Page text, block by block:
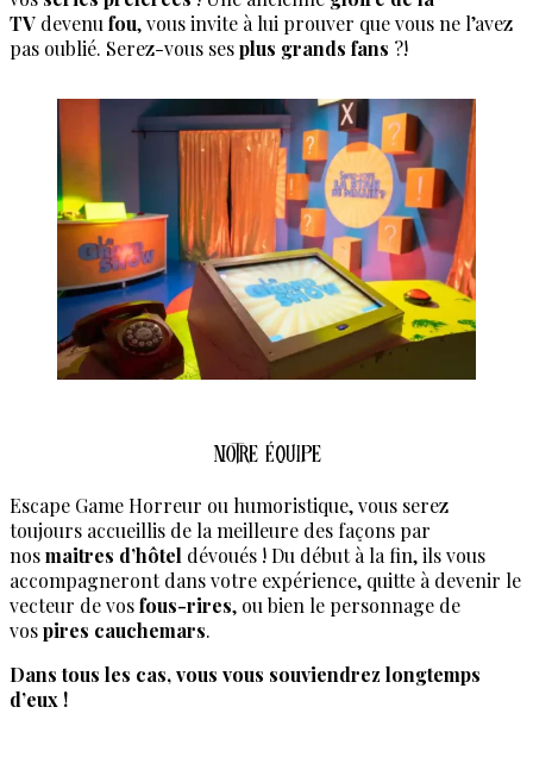
TV devenu fou, vous invite à lui prouver que vous ne l’avez
pas oublié. Serez-vous sesplus grands fans ?!
Notre Équipe
Escape Game Horreur ou humoristique, vous serez
toujours accueillis de la meilleure des façons par
nosmaitres d’hôtel dévoués ! Du début à la fin, ils vous
accompagneront dans votre expérience, quitte à devenir le
vecteur de vosfous-rires, ou bien le personnage de
vospires cauchemars.
Dans tous les cas, vous vous souviendrez longtemps
d’eux !